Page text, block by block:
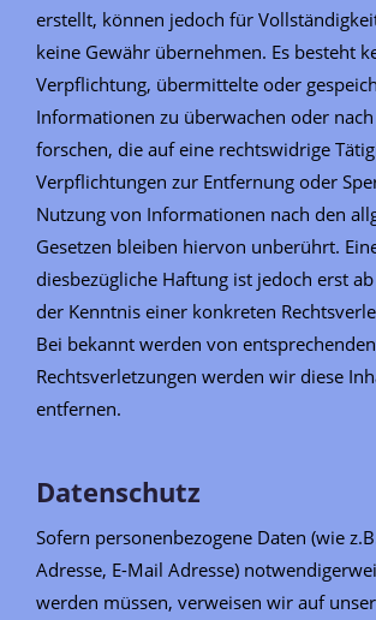
erstellt, können jedoch für
keine Gewähr übernehmen. Es besteht
Verpflichtung, übermittelte oder
Informationen zu überwachen oder
forschen, die auf eine rechtswidrige
Verpflichtungen zur Entfernung oder
Nutzung von Informationen nach den
Gesetzen bleiben hiervon unberührt.
diesbezügliche Haftung ist jedoch erst
der Kenntnis einer konkreten
Bei bekannt werden von entsprechenden
Rechtsverletzungen werden wir diese
entfernen.
Datenschutz
Sofern personenbezogene Daten (wie
Adresse, E-Mail Adresse)
werden müssen, verweisen wir auf